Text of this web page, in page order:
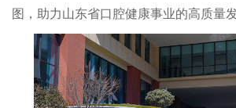
图，助力山东省口腔健康事业的高质量发